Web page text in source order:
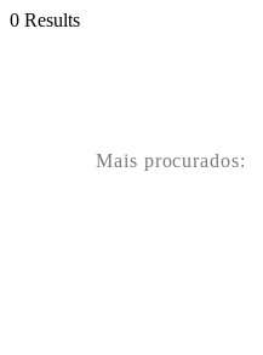
0 Results
Mais procurados: